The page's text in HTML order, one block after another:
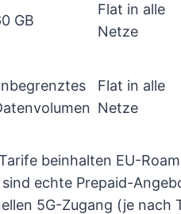
GB
Flat in alle
Netze
Flat in alle
Netze
beinhalten EU-
sind echte Prepaid-
5G-Zugang (je